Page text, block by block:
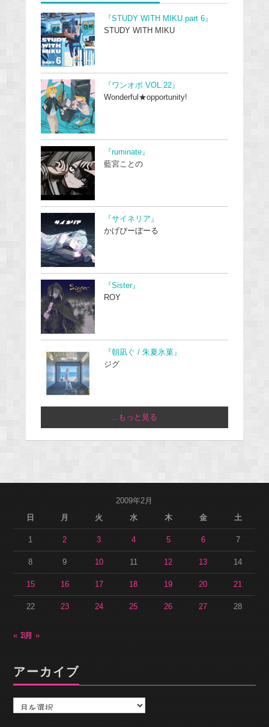
『STUDY WITH MIKU part 6』
STUDY WITH MIKU
『ワンオポ VOL.22』
Wonderful★opportunity!
『ruminate』
藍宮ことの
『サイネリア』
かげぴーぼーる
『Sister』
ROY
『朝凪ぐ / 朱夏氷菓』
ジグ
...もっと見る
2009年2月
日
月 火 水 木 金 土
1 2 3 4 5 6 7
8 9 10 11 12 13 14
15 16 17 18 19 20 21
22 23 24 25 26 27 28
« 1月3月 »
アーカイブ
カ